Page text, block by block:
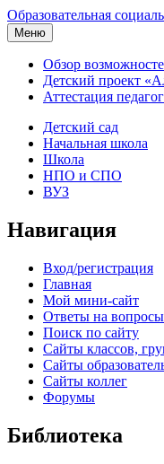
Образовательная
Меню
Обзор
Детский проект
Аттестация
Детский сад
Начальная школа
Школа
НПО и СПО
ВУЗ
Навигация
Вход/регистрация
Главная
Мой мини-сайт
Ответы на вопросы
Поиск по сайту
Сайты классов,
Сайты
Сайты коллег
Форумы
Библиотека